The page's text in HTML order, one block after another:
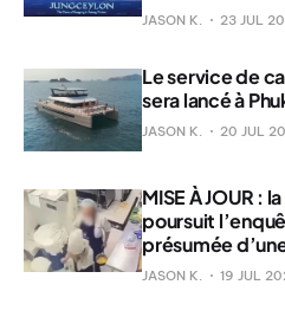
JASON K. 23 JUL
Le service de
sera lancé à
JASON K. 20 JUL
MISE À JOUR :
poursuit
présumée
JASON K. 19 JUL